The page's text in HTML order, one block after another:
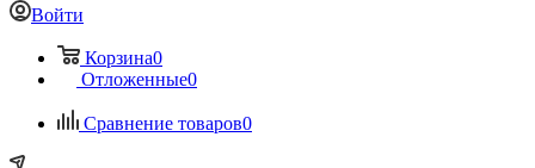
Войти
Корзина0
Отложенные0
Сравнение товаров0